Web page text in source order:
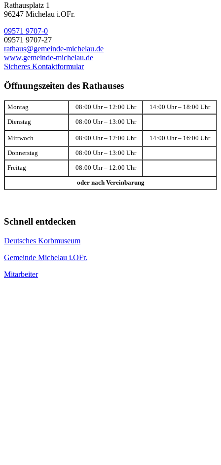
Rathausplatz 1
96247 Michelau i.OFr.
09571 9707-0
09571 9707-27
rathaus@gemeinde-michelau.de
www.gemeinde-michelau.de
Sicheres Kontaktformular
Öffnungszeiten des Rathauses
Montag 08:00 Uhr – 12:00 Uhr 14:00 Uhr – 18:00 Uhr
Dienstag 08:00 Uhr – 13:00 Uhr
Mittwoch 08:00 Uhr – 12:00 Uhr 14:00 Uhr – 16:00 Uhr
Donnerstag 08:00 Uhr – 13:00 Uhr
Freitag 08:00 Uhr – 12:00 Uhr
oder nach Vereinbarung
Schnell entdecken
Deutsches Korbmuseum
Gemeinde Michelau i.OFr.
Mitarbeiter